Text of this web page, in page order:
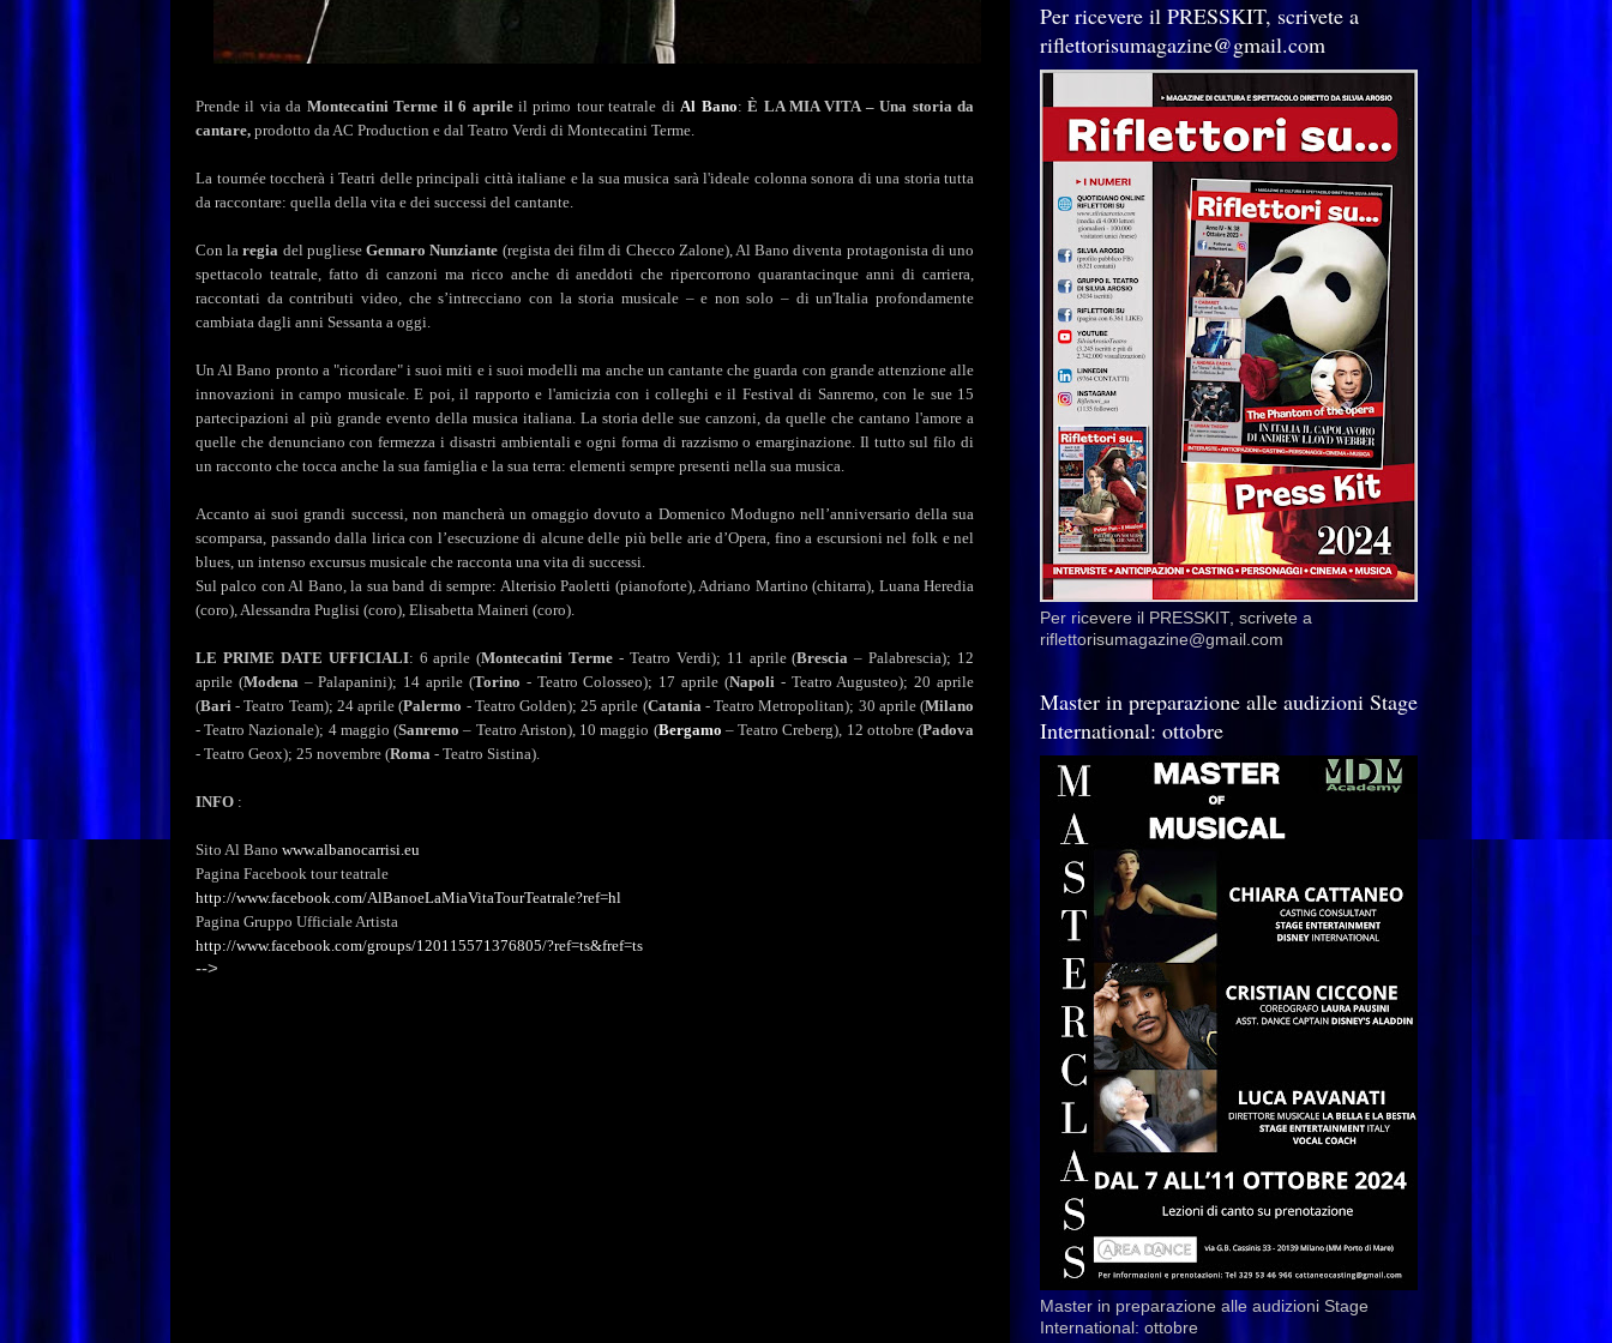
Prende il via da Montecatini Terme il 6 aprileil primo tour teatrale di Al Bano:È LA MIA VITA – Una storia da
cantare, prodotto da AC Production e dal Teatro Verdi di Montecatini Terme.
La tournée toccherà i Teatri delle principali città italiane e la sua musica sarà l'ideale colonna sonora di una storia tutta
da raccontare: quella della vita e dei successi del cantante.
Con laregia del puglieseGennaro Nunziante (regista dei film di Checco Zalone), Al Bano diventa protagonista di uno
spettacolo teatrale, fatto di canzoni ma ricco anche di aneddoti che ripercorrono quarantacinque anni di carriera,
raccontati da contributi video, che s’intrecciano con la storia musicale – e non solo – di un'Italia profondamente
cambiata dagli anni Sessanta a oggi.
Un Al Bano pronto a "ricordare" i suoi miti e i suoi modelli ma anche un cantante che guarda con grande attenzione alle
innovazioni in campo musicale. E poi, il rapporto e l'amicizia con i colleghi e il Festival di Sanremo, con le sue 15
partecipazioni al più grande evento della musica italiana. La storia delle sue canzoni, da quelle che cantano l'amore a
quelle che denunciano con fermezza i disastri ambientali e ogni forma di razzismo o emarginazione. Il tutto sul filo di
un racconto che tocca anche la sua famiglia e la sua terra: elementi sempre presenti nella sua musica.
Accanto ai suoi grandi successi, non mancherà un omaggio dovuto a Domenico Modugno nell’anniversario della sua
scomparsa, passando dalla lirica con l’esecuzione di alcune delle più belle arie d’Opera, fino a escursioni nel folk e nel
blues, un intenso excursus musicale che racconta una vita di successi.
Sul palco con Al Bano, la sua band di sempre: Alterisio Paoletti (pianoforte), Adriano Martino (chitarra), Luana Heredia
(coro), Alessandra Puglisi (coro), Elisabetta Maineri (coro).
LE PRIME DATE UFFICIALI: 6 aprile (Montecatini Terme - Teatro Verdi); 11 aprile (Brescia – Palabrescia); 12
aprile (Modena – Palapanini); 14 aprile (Torino - Teatro Colosseo); 17 aprile (Napoli - Teatro Augusteo); 20 aprile
(Bari - Teatro Team); 24 aprile (Palermo - Teatro Golden); 25 aprile (Catania - Teatro Metropolitan); 30 aprile (Milano
- Teatro Nazionale); 4 maggio (Sanremo – Teatro Ariston), 10 maggio (Bergamo – Teatro Creberg), 12 ottobre (Padova
- Teatro Geox); 25 novembre (Roma - Teatro Sistina).
INFO :
Sito Al Bano www.albanocarrisi.eu
Pagina Facebook tour teatrale
http://www.facebook.com/AlBanoeLaMiaVitaTourTeatrale?ref=hl
Pagina Gruppo Ufficiale Artista
http://www.facebook.com/groups/120115571376805/?ref=ts&fref=ts
-->
Per ricevere il PRESSKIT, scrivete a
riflettorisumagazine@gmail.com
Per ricevere il PRESSKIT, scrivete a
riflettorisumagazine@gmail.com
Master in preparazione alle audizioni Stage
International: ottobre
Master in preparazione alle audizioni Stage
International: ottobre